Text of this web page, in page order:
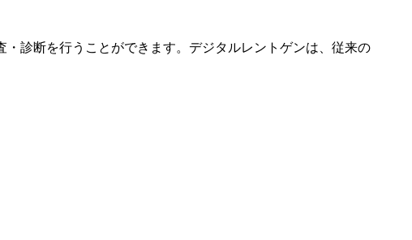
診断を行うことができます。デジタルレントゲンは、従来の